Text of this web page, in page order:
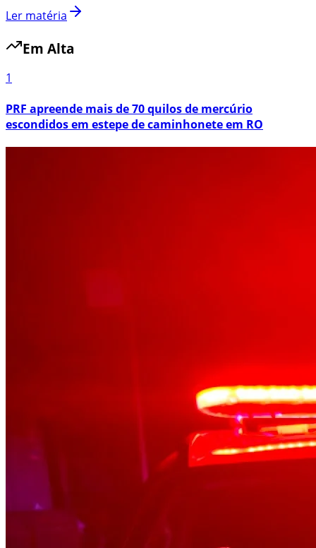
Ler matéria
Em Alta
1
PRF apreende mais de 70 quilos de mercúrio
escondidos em estepe de caminhonete em RO